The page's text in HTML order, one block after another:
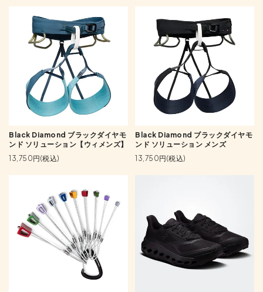
Black Diamond ブラックダイヤモ
ンド ソリューション【ウィメンズ】
13,750円(税込)
Black Diamond ブラックダイヤモ
ンド ソリューション メンズ
13,750円(税込)